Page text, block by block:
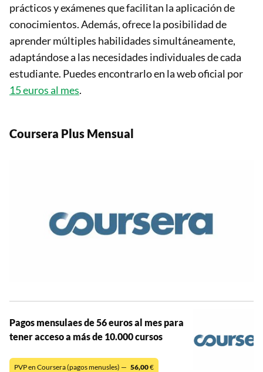
prácticos y exámenes que facilitan la aplicación de
conocimientos. Además, ofrece la posibilidad de
aprender múltiples habilidades simultáneamente,
adaptándose a las necesidades individuales de cada
estudiante. Puedes encontrarlo en la web oficial por
15 euros al mes.
Coursera Plus Mensual
Pagos mensulaes de 56 euros al mes para
tener acceso a más de 10.000 cursos
PVP en Coursera (pagos menusles) — 56,00€